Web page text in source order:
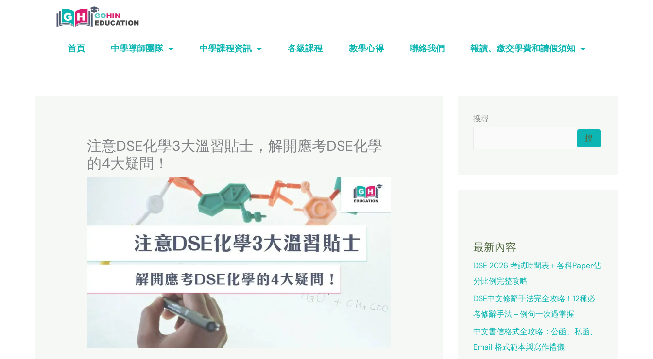
首頁 中學導師團隊 中學課程資訊 各級課程 教學心得 聯絡我們 報讀、繳交學費和請假須知
注意DSE化學3大溫習貼士，解開應考DSE化學
的4大疑問！
搜尋
搜
最新內容
DSE 2026 考試時間表＋各科Paper佔
分比例完整攻略
DSE中文修辭手法完全攻略！12種必
考修辭手法＋例句一次過掌握
中文書信格式全攻略：公函、私函、
Email 格式範本與寫作禮儀